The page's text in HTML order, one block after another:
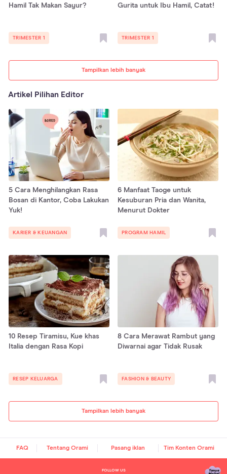
Tampilkan lebih banyak
Hamil Tak Makan Sayur?
TRIMESTER 1
Gurita untuk Ibu Hamil, Catat!
TRIMESTER 1
Artikel Pilihan Editor
Tampilkan lebih banyak
5 Cara Menghilangkan Rasa
Bosan di Kantor, Coba Lakukan
Yuk!
KARIER & KEUANGAN
6 Manfaat Taoge untuk
Kesuburan Pria dan Wanita,
Menurut Dokter
PROGRAM HAMIL
10 Resep Tiramisu, Kue khas
Italia dengan Rasa Kopi
RESEP KELUARGA
8 Cara Merawat Rambut yang
Diwarnai agar Tidak Rusak
FASHION & BEAUTY
FAQ Tentang Orami Pasang iklan Tim Konten Orami
FOLLOW US